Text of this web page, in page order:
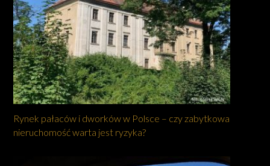
Rynek pałaców i dworków w Polsce – czy zabytkowa
nieruchomość warta jest ryzyka?